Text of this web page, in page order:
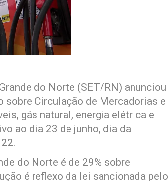
do Norte (SET/RN) anunciou
sobre Circulação de Mercadorias e
gás natural, energia elétrica e
ao dia 23 de junho, dia da
do Norte é de 29% sobre
é reflexo da lei sancionada pelo